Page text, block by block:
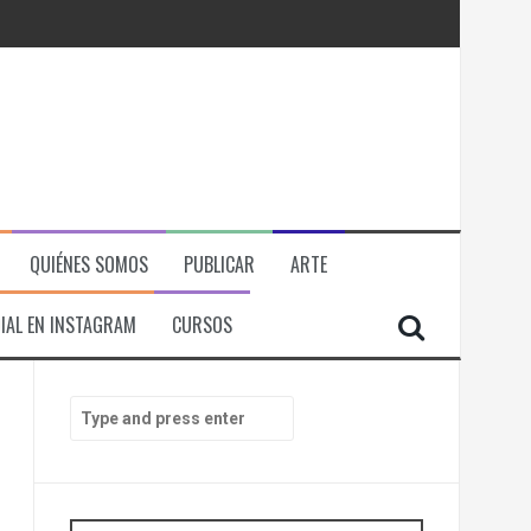
ECONOMICA Y POLITICA
QUIÉNES SOMOS PUBLICAR ARTE
EN INSTAGRAM CURSOS
h